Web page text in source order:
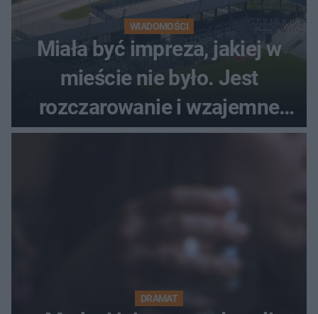
WIADOMOŚCI
Miała być impreza, jakiej w
mieście nie było. Jest
rozczarowanie i wzajemne
obwinianie. Dlaczego Peak
DRAMAT